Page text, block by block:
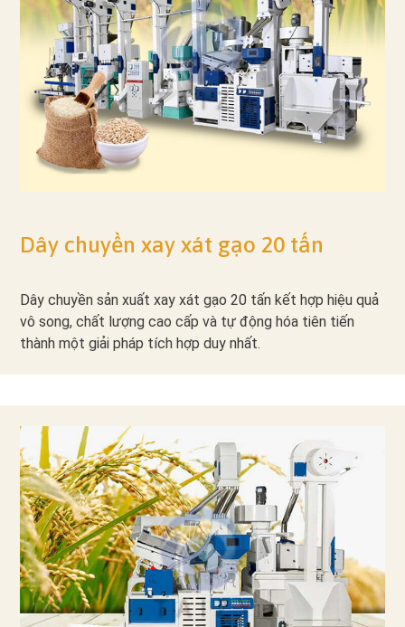
Dây chuyền xay xát gạo 20 tấn
Dây chuyền sản xuất xay xát gạo 20 tấn kết hợp hiệu quả
vô song, chất lượng cao cấp và tự động hóa tiên tiến
thành một giải pháp tích hợp duy nhất.